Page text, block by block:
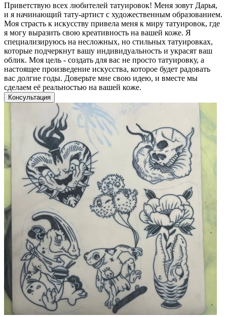
Приветствую всех любителей татуировок! Меня зовут Дарья,
и я начинающий тату-артист с художественным образованием.
Моя страсть к искусству привела меня к миру татуировок, где
я могу выразить свою креативность на вашей коже. Я
специализируюсь на несложных, но стильных татуировках,
которые подчеркнут вашу индивидуальность и украсят ваш
облик. Моя цель - создать для вас не просто татуировку, а
настоящее произведение искусства, которое будет радовать
вас долгие годы. Доверьте мне свою идею, и вместе мы
сделаем её реальностью на вашей коже.
Консультация